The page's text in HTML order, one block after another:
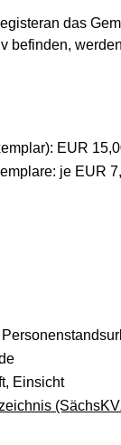
das
befinden,
EUR
je EUR
in einem neuen
Einsicht